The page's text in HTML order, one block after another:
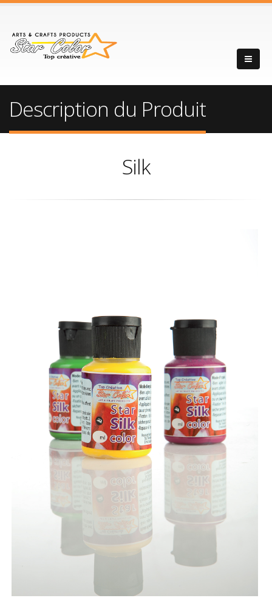
Description du Produit
Silk